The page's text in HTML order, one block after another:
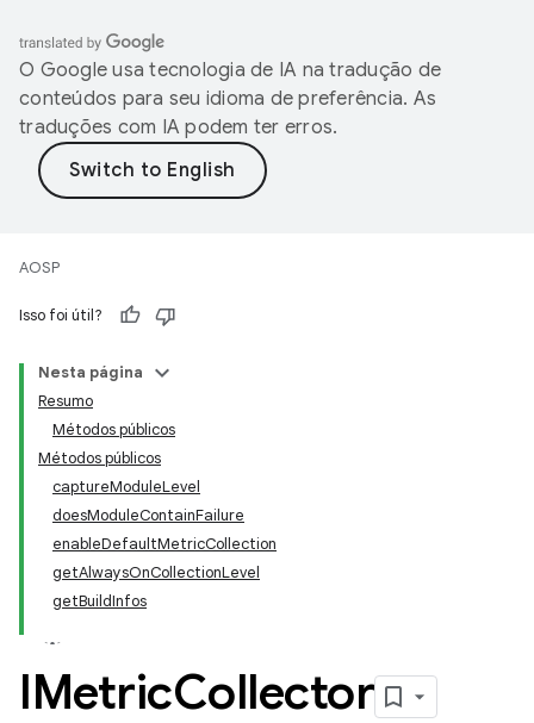
O Google usa tecnologia de IA na tradução de
conteúdos para seu idioma de preferência. As
traduções com IA podem ter erros.
AOSP
Isso foi útil?
Nesta página
Resumo
Métodos públicos
Métodos públicos
captureModuleLevel
doesModuleContainFailure
enableDefaultMetricCollection
getAlwaysOnCollectionLevel
getBuildInfos
IMetricCollector